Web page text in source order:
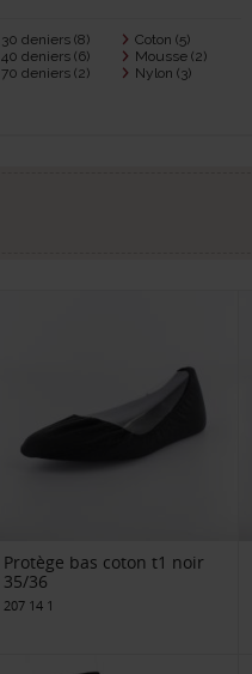
30 deniers (8)
40 deniers (6)
70 deniers (2)
Coton (5)
Mousse (2)
Nylon (3)
Protège bas coton t1 noir
35/36
207 14 1